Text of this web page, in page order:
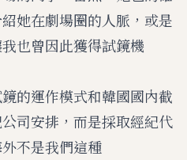
她在劇場圈的人脈，或是
也曾因此獲得試鏡機
的運作模式和韓國國內截
司安排，而是採取經紀代
不是我們這種